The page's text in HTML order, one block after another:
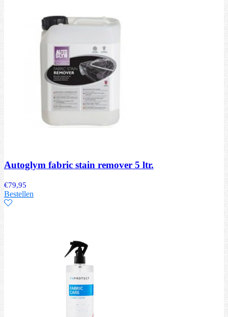
Autoglym fabric stain remover 5 ltr.
€79,95
Bestellen